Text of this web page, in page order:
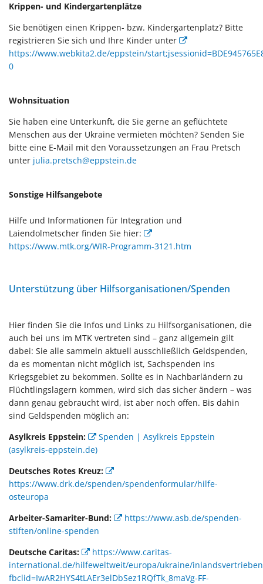
Krippen- und Kindergartenplätze
Sie benötigen einen Krippen- bzw. Kindergartenplatz? Bitte
registrieren Sie sich und Ihre Kinder unter
https://www.webkita2.de/eppstein/
0
Wohnsituation
Sie haben eine Unterkunft, die Sie gerne an geflüchtete
Menschen aus der Ukraine vermieten möchten? Senden Sie
bitte eine E-Mail mit den Voraussetzungen an Frau Pretsch
unter julia.pretsch@eppstein.de
Sonstige Hilfsangebote
Hilfe und Informationen für Integration und
Laiendolmetscher finden Sie hier:
https://www.mtk.org/WIR-Programm-3121.htm
Unterstützung über Hilfsorganisationen/Spenden
Hier finden Sie die Infos und Links zu Hilfsorganisationen, die
auch bei uns im MTK vertreten sind – ganz allgemein gilt
dabei: Sie alle sammeln aktuell ausschließlich Geldspenden,
da es momentan nicht möglich ist, Sachspenden ins
Kriegsgebiet zu bekommen. Sollte es in Nachbarländern zu
Flüchtlingslagern kommen, wird sich das sicher ändern – was
dann genau gebraucht wird, ist aber noch offen. Bis dahin
sind Geldspenden möglich an:
Asylkreis Eppstein:
Spenden | Asylkreis Eppstein
(asylkreis-eppstein.de)
Deutsches Rotes Kreuz:
https://www.drk.de/spenden/spendenformular/hilfe-
osteuropa
Arbeiter-Samariter-Bund:
https://www.asb.de/spenden-
stiften/online-spenden
Deutsche Caritas:
https://www.caritas-
international.de/hilfeweltweit/europa/ukraine/
fbclid=IwAR2HYS4tLAEr3elDbSez1RQfTk_8maVg-FF-